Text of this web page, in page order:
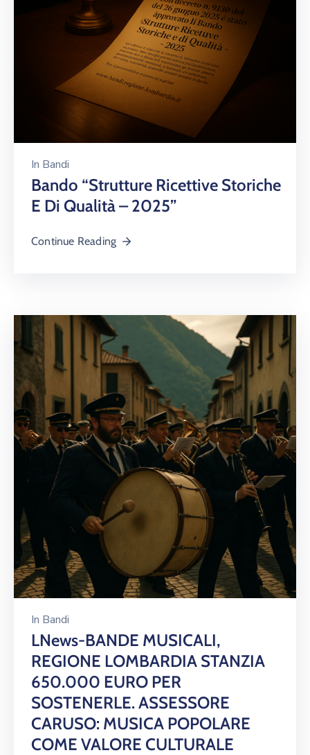
In Bandi
Bando “Strutture Ricettive Storiche
E Di Qualità – 2025”
Continue Reading
In Bandi
LNews-BANDE MUSICALI,
REGIONE LOMBARDIA STANZIA
650.000 EURO PER
SOSTENERLE. ASSESSORE
CARUSO: MUSICA POPOLARE
COME VALORE CULTURALE